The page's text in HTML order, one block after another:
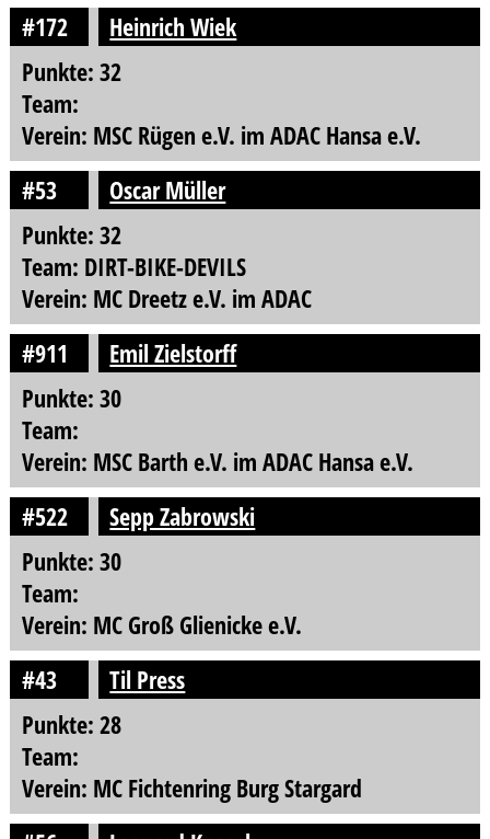
#172
Heinrich Wiek
Punkte: 32
Team:
Verein: MSC Rügen e.V. im ADAC Hansa e.V.
#53
Oscar Müller
Punkte: 32
Team: DIRT-BIKE-DEVILS
Verein: MC Dreetz e.V. im ADAC
#911
Emil Zielstorff
Punkte: 30
Team:
Verein: MSC Barth e.V. im ADAC Hansa e.V.
#522
Sepp Zabrowski
Punkte: 30
Team:
Verein: MC Groß Glienicke e.V.
#43
Til Press
Punkte: 28
Team:
Verein: MC Fichtenring Burg Stargard